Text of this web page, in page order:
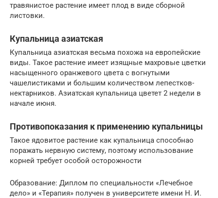
травянистое растение имеет плод в виде сборной
листовки.
Купальница азиатская
Купальница азиатская весьма похожа на европейские
виды. Такое растение имеет изящные махровые цветки
насыщенного оранжевого цвета с вогнутыми
чашелистиками и большим количеством лепестков-
нектарников. Азиатская купальница цветет 2 недели в
начале июня.
Противопоказания к применению купальницы
Такое ядовитое растение как купальница способнао
поражать нервную систему, поэтому использование
корней требует особой осторожности
Образование: Диплом по специальности «Лечебное
дело» и «Терапия» получен в университете имени Н. И.